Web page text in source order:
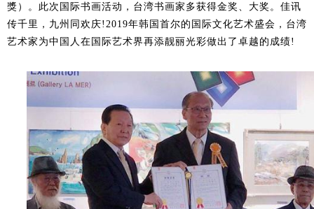
1 2
獎）。此次国际书画活动，台湾书画家多获得金奖、大奖。佳讯
传千里，九州同欢庆!2019年韩国首尔的国际文化艺术盛会，台湾
艺术家为中国人在国际艺术界再添靓丽光彩做出了卓越的成绩!